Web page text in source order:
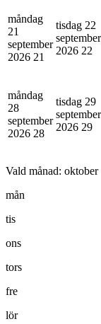
måndag
21
september
2026 21
tisdag 22
september
2026 22
måndag
28
september
2026 28
tisdag 29
september
2026 29
Vald månad: oktober
mån
tis
ons
tors
fre
lör